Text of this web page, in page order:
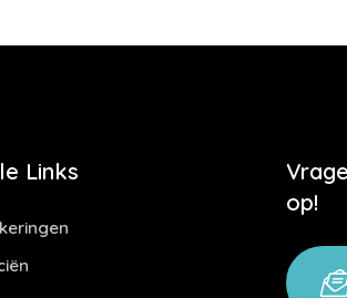
Links
op!